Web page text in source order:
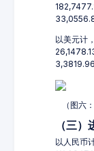
以美元计
（图六
（三
以人民币